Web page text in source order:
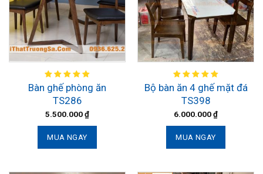
Bàn ghế phòng ăn
TS286
5.500.000₫
MUA NGAY
Bộ bàn ăn 4 ghế mặt đá
TS398
6.000.000₫
MUA NGAY